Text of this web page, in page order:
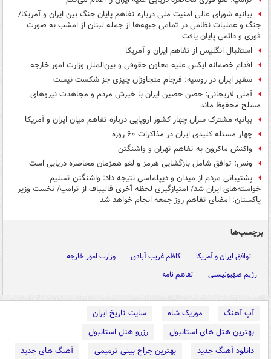
بیانیه شورای عالی امنیت ملی درباره تفاهم پایان جنگ بین ایران و آمریکا/
جنگ و عملیات نظامی در تمامی جبهه‌ها از جمله لبنان از امشب به صورت
فوری و دائمی پایان یافت
استقبال انگلیس از تفاهم ایران و آمریکا
اقدام خصمانه ایکس علیه معاون حقوقی و بین‌الملل وزارت امور خارجه
سفیر ایران در روسیه: فرجام متجاوزان چیزی جز شکست نیست
آملی لاریجانی: حصن حصین ایران با خیزش مردم و مجاهدت نیروهای
مسلح محفوظ ماند
بیانیه مشترک سران چهار کشور اروپایی درباره تفاهم میان ایران و آمریکا
چهار مسئله کلیدی ایران در مذاکرات ۶۰ روزه
واکنش ماکرون به تفاهم تهران و واشنگتن
ونس: توافق شامل بازگشایی هرمز و لغو همزمان محاصره دریایی است
پشتیبانی مردم از میدان و دیپلماسی نتیجه داد: واشنگتن تسلیم
خواسته‌های ایران شد/ امتیازگیری لحظه آخری قالیباف از ترامپ/ نخست وزیر
پاکستان: امضای تفاهم روز جمعه انجام خواهد شد
برچسب‌ها
توافق ایران و آمریکا کاظم غریب آبادی
وزارت امور خارجه
رژیم صهیونیستی
تفاهم نامه
آپ آهنگ موزیک شاه
سایت تاریخ ایران
بهترین هتل های استانبول
رزرو هتل استانبول
دانلود آهنگ جدید
بهترین جراح بینی ترمیمی
آهنگ های جدید